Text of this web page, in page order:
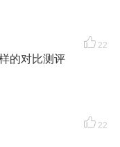
22
的对比测评
22